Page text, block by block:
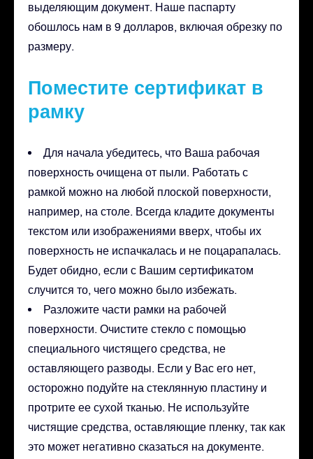
выделяющим документ. Наше паспарту
обошлось нам в 9 долларов, включая обрезку по
размеру.
Поместите сертификат в
рамку
Для начала убедитесь, что Ваша рабочая
поверхность очищена от пыли. Работать с
рамкой можно на любой плоской поверхности,
например, на столе. Всегда кладите документы
текстом или изображениями вверх, чтобы их
поверхность не испачкалась и не поцарапалась.
Будет обидно, если с Вашим сертификатом
случится то, чего можно было избежать.
Разложите части рамки на рабочей
поверхности. Очистите стекло с помощью
специального чистящего средства, не
оставляющего разводы. Если у Вас его нет,
осторожно подуйте на стеклянную пластину и
протрите ее сухой тканью. Не используйте
чистящие средства, оставляющие пленку, так как
это может негативно сказаться на документе.